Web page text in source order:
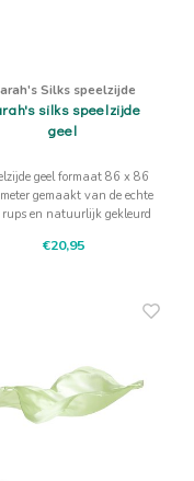
Silks speelzijde
silks speelzijde
geel
geel formaat 86 x 86
gemaakt van de echte
rups en natuurlijk gekleurd
€20,95